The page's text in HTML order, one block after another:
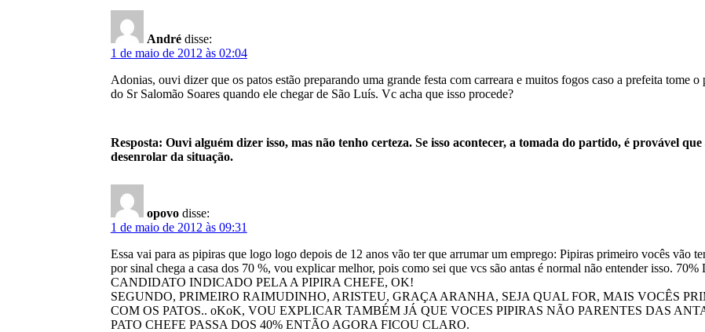
André disse:
1 de maio de 2012 às 02:04
Adonias, ouvi dizer que os patos estão preparando uma grande festa com carreara e muitos fogos caso a prefeita tome
do Sr Salomão Soares quando ele chegar de São Luís. Vc acha que isso procede?
Resposta: Ouvi alguém dizer isso, mas não tenho certeza. Se isso acontecer, a tomada do partido, é provável
desenrolar da situação.
opovo disse:
1 de maio de 2012 às 09:31
Essa vai para as pipiras que logo logo depois de 12 anos vão ter que arrumar um emprego: Pipiras primeiro vocês vão
por sinal chega a casa dos 70 %, vou explicar melhor, pois como sei que vcs são antas é normal não entender
CANDIDATO INDICADO PELA A PIPIRA CHEFE, OK!
SEGUNDO, PRIMEIRO RAIMUDINHO, ARISTEU, GRAÇA ARANHA, SEJA QUAL FOR, MAIS VOCÊS
COM OS PATOS.. oKoK, VOU EXPLICAR TAMBÉM JÁ QUE VOCES PIPIRAS NÃO PARENTES DAS
PATO CHEFE PASSA DOS 40% ENTÃO AGORA FICOU CLARO.